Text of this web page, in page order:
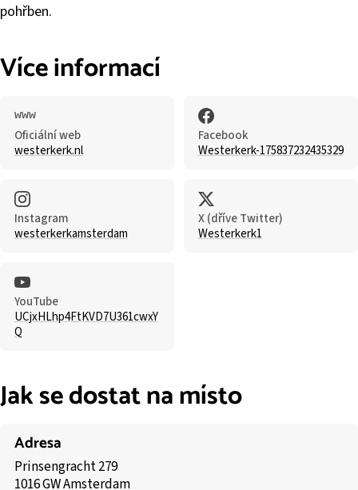
pohřben.
Více informací
Oficiální web
westerkerk.nl
Facebook
Westerkerk-175837232435329
Instagram
westerkerkamsterdam
X (dříve Twitter)
Westerkerk1
YouTube
UCjxHLhp4FtKVD7U361cwxY
Q
Jak se dostat na místo
Adresa
Prinsengracht 279
1016 GW Amsterdam